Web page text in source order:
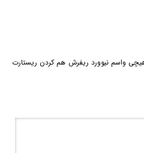
واسم نیوورد ریفرش هم کردن ریستارت